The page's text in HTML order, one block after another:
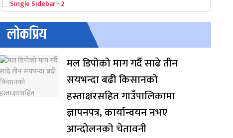
लोकप्रिय
मल डिपोको माग गर्दै साढे तीन
सयभन्दा बढी किसानको
हस्ताक्षरसहित गाउँपालिकामा
ज्ञापनपत्र, कार्यान्वयन नभए
आन्दोलनको चेतावनी